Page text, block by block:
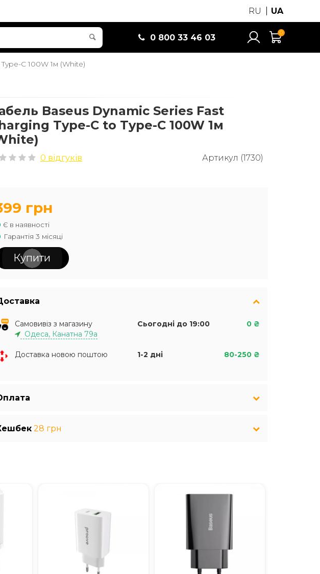
RU UA
0 800 33 46 03
0
C 100W 1м (White)
Baseus Dynamic Series Fast
Type-C to Type-C 100W 1м
0 відгуків Артикул (1730)
грн
Є в наявності
Гарантія 3 місяці
Купити
Самовивіз з магазину
Одеса, Канатна 79а
Сьогодні до 19:00 0 ₴
Доставка новою поштою 1-2 дні 80-250 ₴
28 грн